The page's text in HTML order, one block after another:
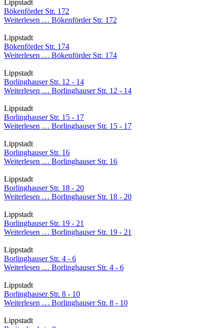
Lippstadt
Bökenförder Str. 172
Weiterlesen … Bökenförder Str. 172
Lippstadt
Bökenförder Str. 174
Weiterlesen … Bökenförder Str. 174
Lippstadt
Borlinghauser Str. 12 - 14
Weiterlesen … Borlinghauser Str. 12 - 14
Lippstadt
Borlinghauser Str. 15 - 17
Weiterlesen … Borlinghauser Str. 15 - 17
Lippstadt
Borlinghauser Str. 16
Weiterlesen … Borlinghauser Str. 16
Lippstadt
Borlinghauser Str. 18 - 20
Weiterlesen … Borlinghauser Str. 18 - 20
Lippstadt
Borlinghauser Str. 19 - 21
Weiterlesen … Borlinghauser Str. 19 - 21
Lippstadt
Borlinghauser Str. 4 - 6
Weiterlesen … Borlinghauser Str. 4 - 6
Lippstadt
Borlinghauser Str. 8 - 10
Weiterlesen … Borlinghauser Str. 8 - 10
Lippstadt